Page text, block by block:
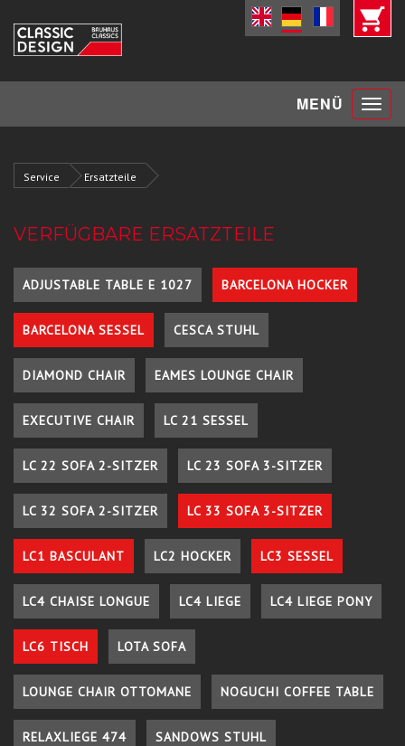
MENÜ Toggle
Service Ersatzteile
VERFÜGBARE ERSATZTEILE
ADJUSTABLE TABLE E 1027 BARCELONA HOCKER
BARCELONA SESSEL CESCA STUHL
DIAMOND CHAIR EAMES LOUNGE CHAIR
EXECUTIVE CHAIR LC 21 SESSEL
LC 22 SOFA 2-SITZER LC 23 SOFA 3-SITZER
LC 32 SOFA 2-SITZER LC 33 SOFA 3-SITZER
LC1 BASCULANT LC2 HOCKER LC3 SESSEL
LC4 CHAISE LONGUE LC4 LIEGE LC4 LIEGE PONY
LC6 TISCH LOTA SOFA
LOUNGE CHAIR OTTOMANE NOGUCHI COFFEE TABLE
RELAXLIEGE 474 SANDOWS STUHL